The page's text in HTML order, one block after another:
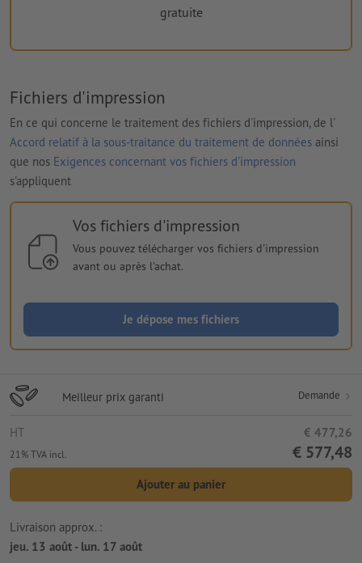
gratuite
Fichiers d'impression
En ce qui concerne le traitement des fichiers d'impression, de l'
Accord relatif à la sous-traitance du traitement de données ainsi
que nos Exigences concernant vos fichiers d'impression
s'appliquent
Vos fichiers d'impression
Vous pouvez télécharger vos fichiers d'impression
avant ou après l'achat.
Je dépose mes fichiers
Meilleur prix garanti Demande
HT € 477,26
21% TVA incl. € 577,48
Ajouter au panier
Livraison approx. :
jeu. 13 août - lun. 17 août